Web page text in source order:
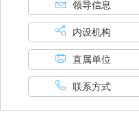
领导信息
内设机构
直属单位
联系方式